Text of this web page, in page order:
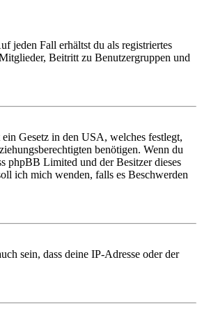
jeden Fall erhältst du als registriertes
Beitritt zu Benutzergruppen und
Gesetz in den USA, welches festlegt,
benötigen. Wenn du
phpBB Limited und der Besitzer dieses
ich mich wenden, falls es Beschwerden
sein, dass deine IP-Adresse oder der